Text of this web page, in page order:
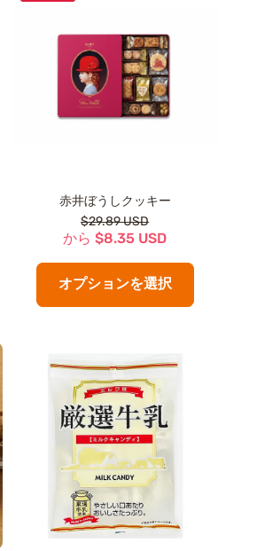
赤井ぼうしクッキー
$29.89 USD
から $8.35 USD
オプションを選択